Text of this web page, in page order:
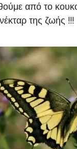
από το
της ζωής !!!